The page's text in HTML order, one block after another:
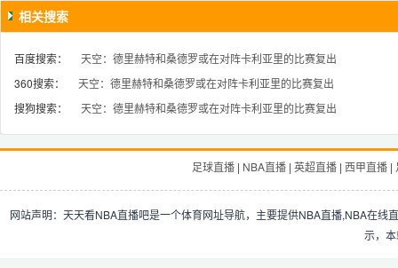
相关搜索
百度搜索：
天空：德里赫特和桑德罗或在对阵卡利亚里的比赛复出
360搜索：
天空：德里赫特和桑德罗或在对阵卡利亚里的比赛复出
搜狗搜索：
天空：德里赫特和桑德罗或在对阵卡利亚里的比赛复出
足球直播| NBA直播| 英超直播| 西甲直播|
网站声明：天天看NBA直播吧是一个体育网址导航，主要提供NBA直播,NBA在
示，